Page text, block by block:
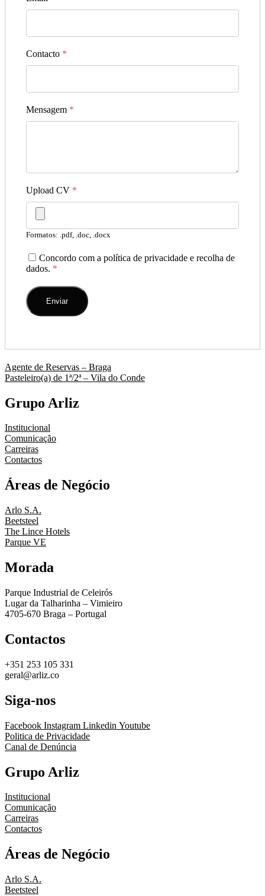
Contacto *
Mensagem *
Upload CV *
Formatos: .pdf, .doc, .docx
Concordo com a política de privacidade e recolha de
dados. *
Navegação
de
artigos
Agente de Reservas – Braga
Pasteleiro(a) de 1ª/2ª – Vila do Conde
Grupo Arliz
Institucional
Comunicação
Carreiras
Contactos
Áreas de Negócio
Arlo S.A.
Beetsteel
The Lince Hotels
Parque VE
Morada
Parque Industrial de Celeirós
Lugar da Talharinha – Vimieiro
4705-670 Braga – Portugal
Contactos
+351 253 105 331
geral@arliz.co
Siga-nos
Facebook Instagram Linkedin Youtube
Politica de Privacidade
Canal de Denúncia
Grupo Arliz
Institucional
Comunicação
Carreiras
Contactos
Áreas de Negócio
Arlo S.A.
Beetsteel